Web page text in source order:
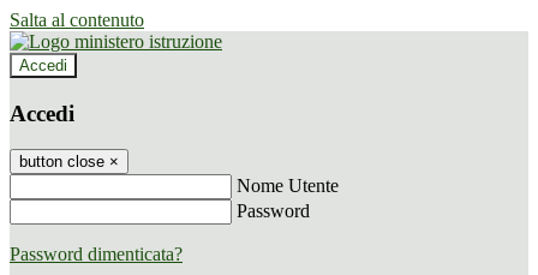
Salta al contenuto
Accedi
Accedi
button close ×
Nome Utente
Password
Password dimenticata?